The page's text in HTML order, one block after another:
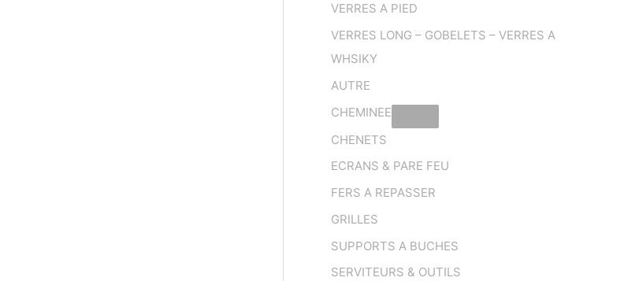
VERRES A PIED
VERRES LONG – GOBELETS – VERRES A
WHSIKY
AUTRE
CHEMINEE
CHENETS
ECRANS & PARE FEU
FERS A REPASSER
GRILLES
SUPPORTS A BUCHES
SERVITEURS & OUTILS